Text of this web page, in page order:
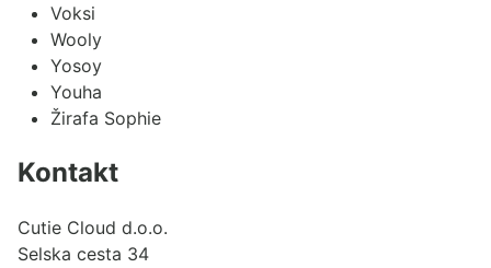
Voksi
Wooly
Yosoy
Youha
Žirafa Sophie
Kontakt
Cutie Cloud d.o.o.
Selska cesta 34